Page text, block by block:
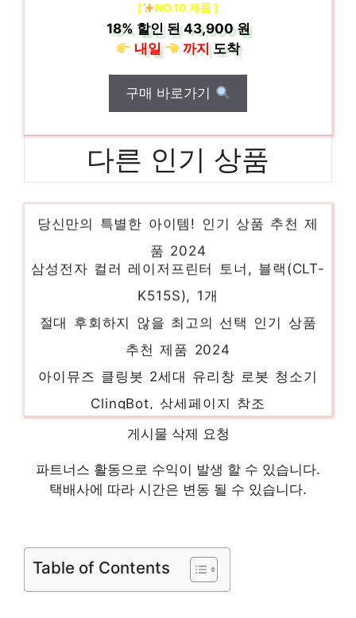
[ NO.10 제품 ]
18%할인 된43,900 원
내일
까지도착
구매 바로가기
다른 인기 상품
듀플렉스 LED 전기 모기퇴치기, DP-20IK
삼성전자 컬러 레이저프린터 토너, 블랙(CLT-
K515S), 1개
절대 후회하지 않을 최고의 선택 인기 상품
추천 제품 2024
아이뮤즈 클링봇 2세대 유리창 로봇 청소기
ClingBot, 상세페이지 참조
절대 놓치지 말아야 할 기회! 인기 상품 추천
제품 2024
한일전기 가정용 초미풍 데이리빙 저소음 선
풍기 EFe-S150
추천 제품 2024
다이슨 빅 콰이엇 포름알데히드 공기청정기
게시물 삭제 요청
파트너스 활동으로 수익이 발생 할 수 있습니다.
택배사에 따라 시간은 변동 될 수 있습니다.
Table of Contents